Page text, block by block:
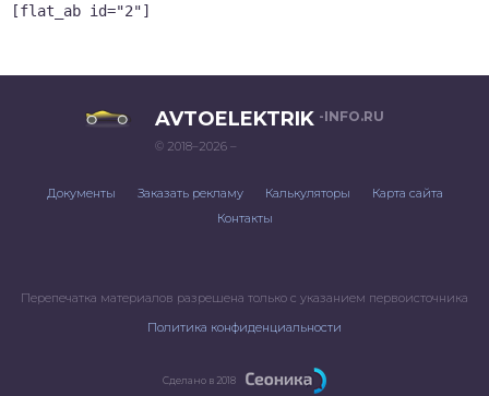
[flat_ab id="2"]
AVTOELEKTRIK -INFO.RU
© 2018–2026 –
Документы Заказать рекламу Калькуляторы
Карта сайта
Контакты
Перепечатка материалов разрешена только с указанием первоисточника
Политика конфиденциальности
Сделано в 2018